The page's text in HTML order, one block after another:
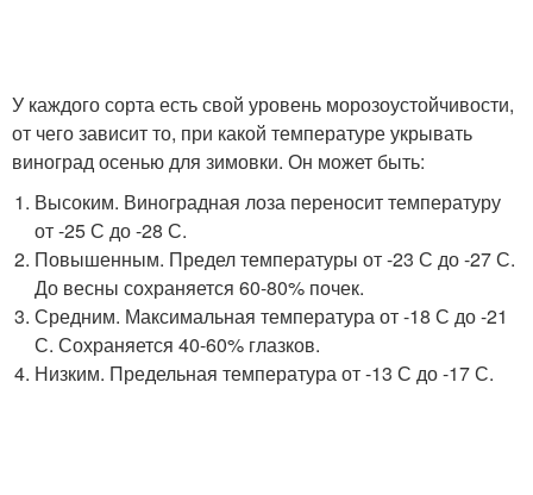
У каждого сорта есть свой уровень морозоустойчивости,
от чего зависит то, при какой температуре укрывать
виноград осенью для зимовки. Он может быть:
Высоким. Виноградная лоза переносит температуру
от -25 С до -28 С.
Повышенным. Предел температуры от -23 С до -27 С.
До весны сохраняется 60-80% почек.
Средним. Максимальная температура от -18 С до -21
С. Сохраняется 40-60% глазков.
Низким. Предельная температура от -13 С до -17 С.